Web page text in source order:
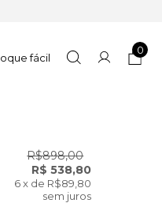
fácil
0
R$898,00
R$ 538,80
6 x de R$89,80
sem juros